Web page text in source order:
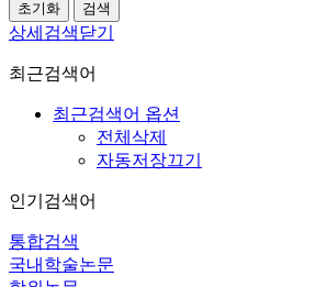
상세검색닫기
최근검색어
최근검색어 옵션
전체삭제
자동저장끄기
인기검색어
통합검색
국내학술논문